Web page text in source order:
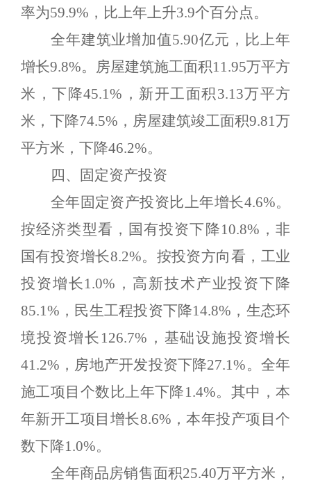
率为59.9% ，比上年上升3.9个百分点。
全年建筑业增加值5.90亿元，比上年
增长9.8%。房屋建筑施工面积11.95万平方
米，下降45.1% ，新开工面积3.13万平方
米，下降74.5% ，房屋建筑竣工面积9.81万
平方米， 下降46.2%。
四、固定资产投资
全年固定资产投资比上年增长4.6%。
按经济类型看，国有投资下降10.8% ，非
国有投资增长8.2%。按投资方向看，工业
投资增长 1.0% ，高新技术产业投资下降
85.1% ，民生工程投资下降14.8% ，生态环
境投资增长 126.7% ，基础设施投资增长
41.2% ， 房地产开发投资下降27.1%。全年
施工项目个数比上年下降1.4%。其中，本
年新开工项目增长8.6% ，本年投产项目个
数下降1.0%。
全年商品房销售面积25.40万平方米，